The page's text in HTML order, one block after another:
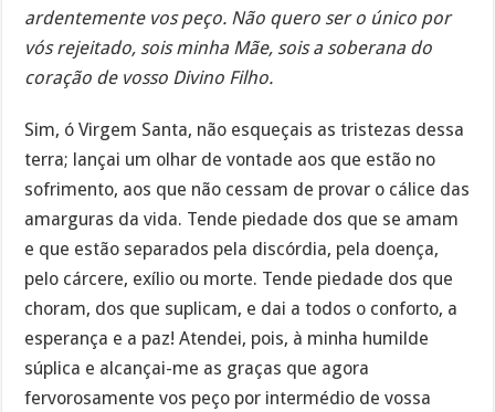
ardentemente vos peço. Não quero ser o único por
vós rejeitado, sois minha Mãe, sois a soberana do
coração de vosso Divino Filho.
Sim, ó Virgem Santa, não esqueçais as tristezas dessa
terra; lançai um olhar de vontade aos que estão no
sofrimento, aos que não cessam de provar o cálice das
amarguras da vida. Tende piedade dos que se amam
e que estão separados pela discórdia, pela doença,
pelo cárcere, exílio ou morte. Tende piedade dos que
choram, dos que suplicam, e dai a todos o conforto, a
esperança e a paz! Atendei, pois, à minha humilde
súplica e alcançai-me as graças que agora
fervorosamente vos peço por intermédio de vossa